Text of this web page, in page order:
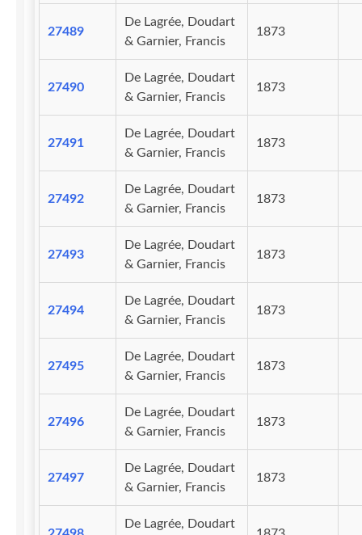
27489
De Lagrée, Doudart
& Garnier, Francis
1873
27490
De Lagrée, Doudart
& Garnier, Francis
1873
27491
De Lagrée, Doudart
& Garnier, Francis
1873
27492
De Lagrée, Doudart
& Garnier, Francis
1873
27493
De Lagrée, Doudart
& Garnier, Francis
1873
27494
De Lagrée, Doudart
& Garnier, Francis
1873
27495
De Lagrée, Doudart
& Garnier, Francis
1873
27496
De Lagrée, Doudart
& Garnier, Francis
1873
27497
De Lagrée, Doudart
& Garnier, Francis
1873
De Lagrée, Doudart